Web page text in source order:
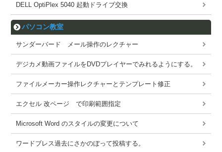
DELL OptiPlex 5040 起動ドライブ交換
パソコン教室
サンダーバード メール操作のレクチャー
デジカメ動画ファイルをDVDプレイヤーでみれるようにする。
ファイルメーカー操作レクチャーとテンプレート修正
エクセル 改ページ で印刷範囲指定
Microsoft Word のスタイルの変更について
ワードブレス過去にさかのぼって投稿する。